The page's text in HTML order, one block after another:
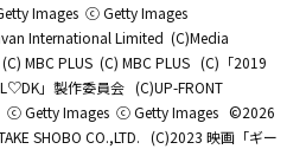
Images ⓒ Getty Images
International Limited (C)Media
(C) MBC PLUS (C) MBC PLUS (C)「2019
」製作委員会 (C)UP-FRONT
ⓒ Getty Images ⓒ Getty Images ©2026
SHOBO CO.,LTD. (C)2023 映画「ギー